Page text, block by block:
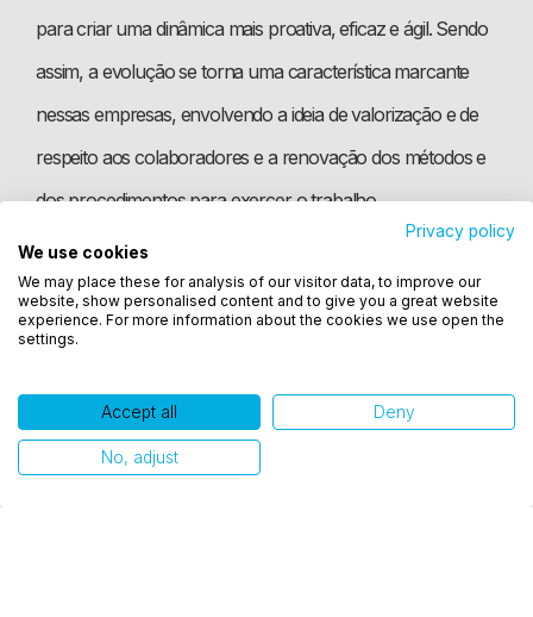
Utilizamos cookies para oferecer melhor
experiência, melhorar o desempenho, analisar
como você interage em nosso site e personalizar
conteúdo. Ao utilizar este site, você concorda com
Ok, entendi!
para criar uma dinâmica mais proativa, eficaz e ágil. Sendo
assim, a evolução se torna uma característica marcante
nessas empresas, envolvendo a ideia de valorização e de
respeito aos colaboradores e a renovação dos métodos e
dos procedimentos para exercer o trabalho.
Mais produtividade
operacionais. Esse procedimento leva ao aperfeiçoamento
na execução das tarefas e, como consequência, promove
Privacy policy
We use cookies
We may place these for analysis of our visitor data, to improve our
website, show personalised content and to give you a great website
experience. For more information about the cookies we use open the
settings.
Accept all Deny
No, adjust